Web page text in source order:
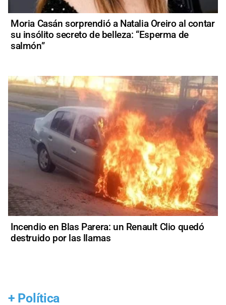
Moria Casán sorprendió a Natalia Oreiro al contar
su insólito secreto de belleza: “Esperma de
salmón”
Incendio en Blas Parera: un Renault Clio quedó
destruido por las llamas
+ Política